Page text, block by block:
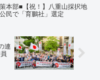
本部■【祝！】八重山採択地
民で「育鵬社」選定
連